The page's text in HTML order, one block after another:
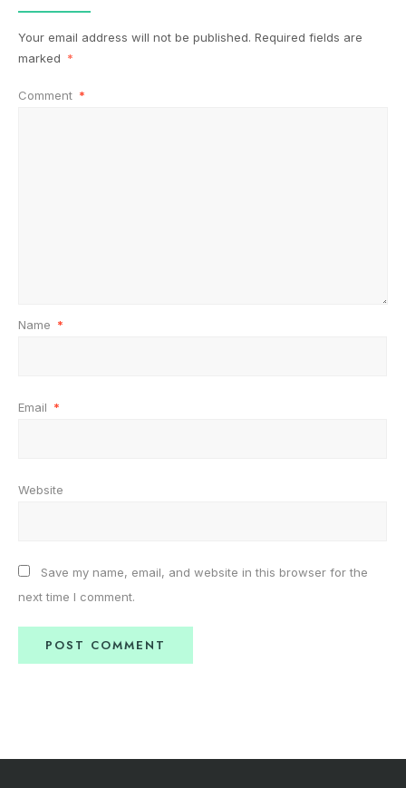
Your email address will not be published. Required fields are
marked *
Comment *
Name *
Email *
Website
Save my name, email, and website in this browser for the
next time I comment.